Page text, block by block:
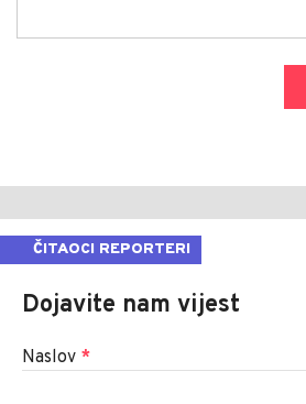
ČITAOCI REPORTERI
Dojavite nam vijest
Naslov *